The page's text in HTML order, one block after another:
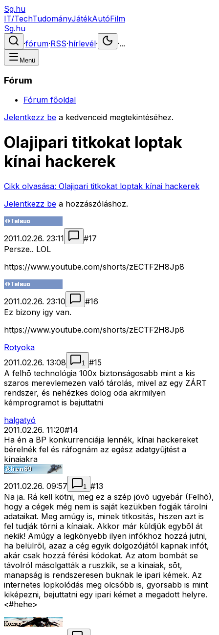
Sg.hu
IT/TechTudományJátékAutóFilm
Sg.hu
·fórum·RSS·hírlevél· ·...
Menü
Fórum
Fórum főoldal
Jelentkezz be a kedvenceid megtekintéséhez.
Olajipari titkokat loptak
kínai hackerek
Cikk olvasása: Olajipari titkokat loptak kínai hackerek
Jelentkezz be a hozzászóláshoz.
2011.02.26. 23:11 #17
Persze.. LOL
https://www.youtube.com/shorts/zECTF2H8Jp8
2011.02.26. 23:10 #16
Ez bizony igy van.
https://www.youtube.com/shorts/zECTF2H8Jp8
Rotyoka
2011.02.26. 13:08
1 #15
A felhõ technológia 100x biztonságosabb mint a kis
szaros merevlemezen való tárolás, mivel az egy ZÁRT
rendszer, és nehézkes dolog oda akrmilyen
kémprogramot is bejuttatni
halgatyó
2011.02.26. 11:20#14
Ha én a BP konkurrenciája lennék, kínai hackereket
bérelnék fel és ráfognám az egész adatgyûjtést a
kínaiakra
2011.02.26. 09:57 1 #13
Na ja. Rá kell kötni, meg ez a szép jövõ ugyebár (Felhõ),
hogy a cégek még nem is saját kezükben fogják tárolni
adataikat. Meg amúgy is, minek titkositás, hiszen azt is
fel tudják törni a kínaiak. Akkor már küldjük egybõl át
nekik! Amúgy a legkönyebb ilyen infókhoz hozzá jutni,
ha belülrõl, azaz a cég egyik dolgozójától kapnak infót,
akár csak hozzá férési kódokat. Az atom bombát se
távolról másolgatták a ruszkik, se a kínaiak, sõt,
manapság is rendszeresen buknak le ipari kémek. Az
internetes lopkolódás meg olcsóbb is, gyorsabb is mint
kiképezni, bejuttatni egy ipari kémet a megadott helyre.
<#hehe>